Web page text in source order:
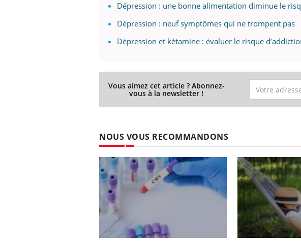
Dépression : une bonne alimentation diminue le
Dépression : neuf symptômes qui ne trompent pas
Dépression et kétamine : évaluer le risque
Vous aimez cet article ? Abonnez-
vous à la newsletter !
NOUS VOUS RECOMMANDONS